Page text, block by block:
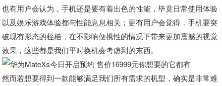
也有用户会认为，手机还是要有着出色的性能，毕竟日常使用体验
以及娱乐游戏体验都与性能息息相关；更有用户会觉得，手机要突
破现有形态的桎梏，在不影响便携性的情况下带来更加震撼的视觉
效果，这些都是我们平时换机会考虑到的东西。
然而若想要得到一款能够满足我们所有需求的机型，确实是非常难